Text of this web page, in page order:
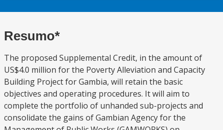
Resumo*
The proposed Supplemental Credit, in the amount of
US$4.0 million for the Poverty Alleviation and Capacity
Building Project for Gambia, will retain the basic
objectives and operating procedures. It will aim to
complete the portfolio of unhanded sub-projects and
consolidate the gains of Gambian Agency for the